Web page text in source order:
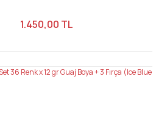
1.450,00 TL